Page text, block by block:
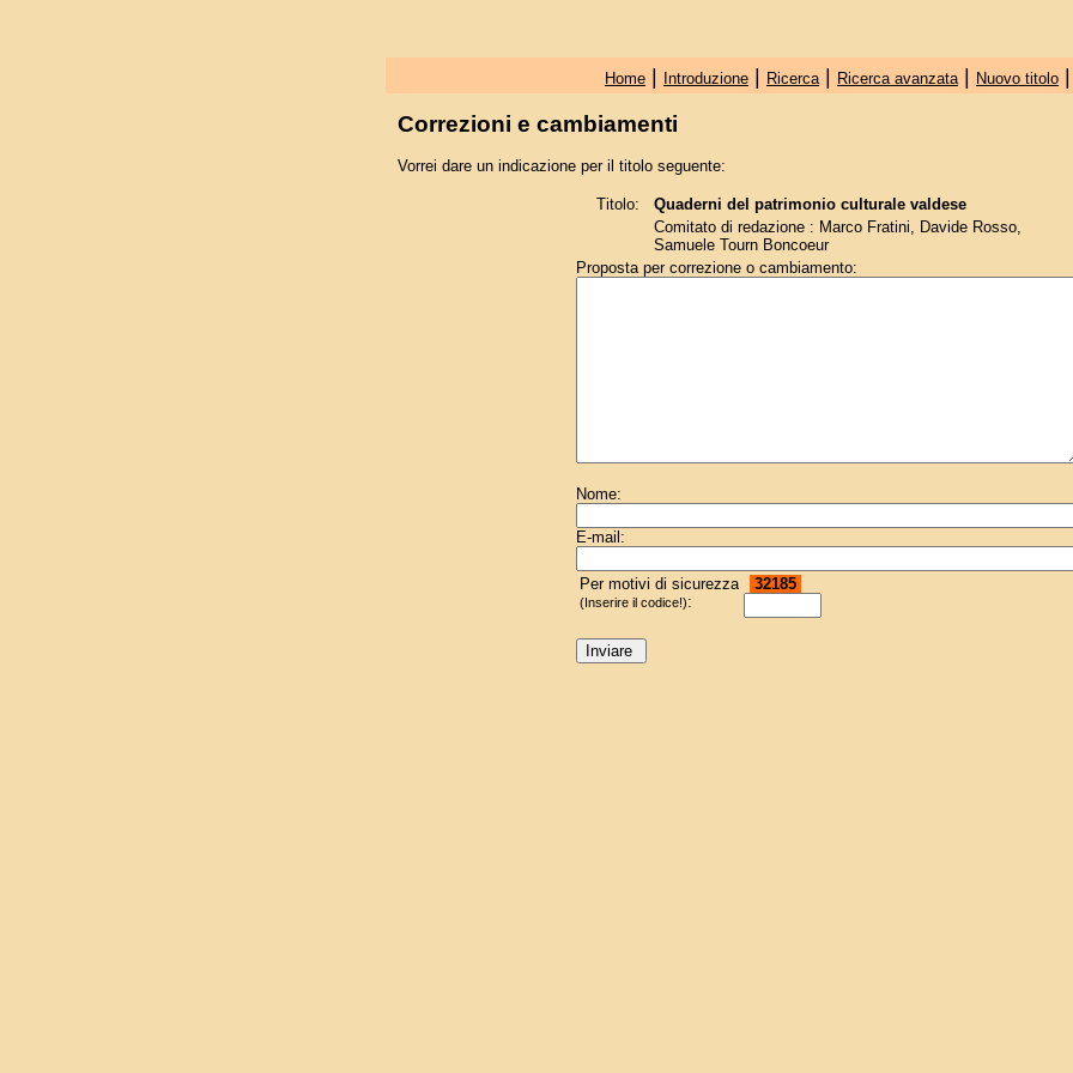
Home| Introduzione| Ricerca| Ricerca avanzata| Nuovo titolo|
Correzioni e cambiamenti
Vorrei dare un indicazione per il titolo seguente:
Titolo:
Quaderni del patrimonio culturale valdese
Comitato di redazione : Marco Fratini, Davide Rosso,
Samuele Tourn Boncoeur
Proposta per correzione o cambiamento:
Nome:
E-mail:
Per motivi di sicurezza
(Inserire il codice!):
32185